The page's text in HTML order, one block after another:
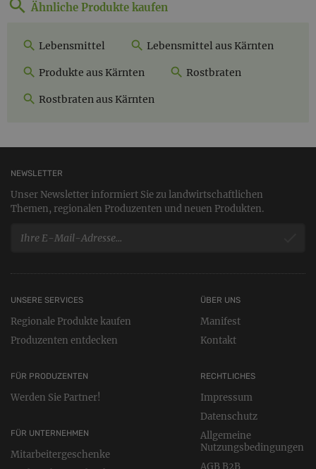
Ähnliche Produkte kaufen
Lebensmittel Lebensmittel aus Kärnten
Produkte aus Kärnten Rostbraten
Rostbraten aus Kärnten
NEWSLETTER
Unser Newsletter informiert Sie zu landwirtschaftlichen
Themen, regionalen Produzenten und neuen Produkten.
UNSERE SERVICES
Regionale Produkte kaufen
Produzenten entdecken
FÜR PRODUZENTEN
Werden Sie Partner!
FÜR UNTERNEHMEN
Mitarbeitergeschenke
RECHTLICHES
Impressum
Datenschutz
Allgemeine
Nutzungsbedingungen
AGB B2B
ÜBER UNS
Manifest
Kontakt